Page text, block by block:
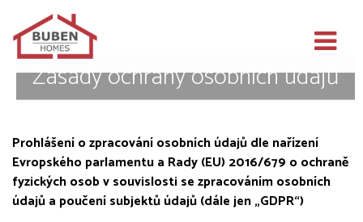
Zásady ochrany osobních údajů
Prohlášení o zpracování osobních údajů dle nařízení
Evropského parlamentu a Rady (EU) 2016/679 o ochraně
fyzických osob v souvislosti se zpracováním osobních
údajů a poučení subjektů údajů (dále jen „GDPR“)